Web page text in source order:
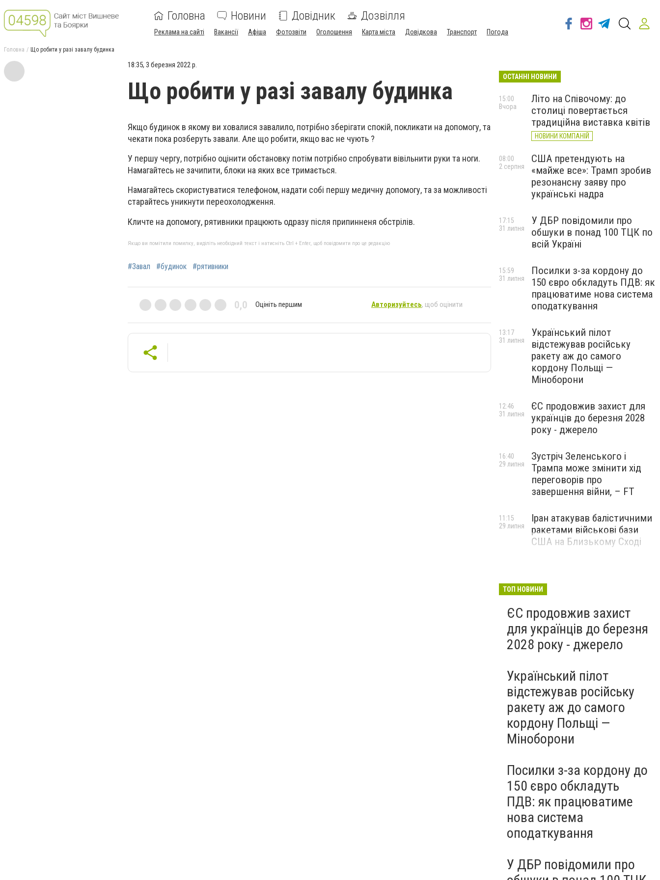
Головна Новини Довідник Дозвілля
Реклама на сайті Вакансії Афіша Фотозвіти Оголошення Карта міста Довідкова Транспорт Погода
Головна Що робити у разі завалу будинка
18:35, 3 березня 2022 р.
Що робити у разі завалу будинка
Якщо будинок в якому ви ховалися завалило, потрібно зберігати спокій, покликати на допомогу, та
чекати пока розберуть завали. Але що робити, якщо вас не чують ?
У першу чергу, потрібно оцінити обстановку потім потрібно спробувати вівільнити руки та ноги.
Намагайтесь не зачипити, блоки на яких все тримається.
Намагайтесь скористуватися телефоном, надати собі першу медичну допомогу, та за можливості
старайтесь уникнути переохолодження.
Кличте на допомогу, рятивники працюють одразу після припинненя обстрілів.
Якщо ви помітили помилку, виділіть необхідний текст і натисніть Ctrl + Enter, щоб повідомити про це редакцію
#Завал #будинок #рятивники
0,0 Оцініть першим Авторизуйтесь, щоб оцінити
ОСТАННІ НОВИНИ
Літо на Співочому: до
столиці повертається
традиційна виставка квітів
НОВИНИ КОМПАНІЙ
15:00
Вчора
США претендують на
«майже все»: Трамп зробив
резонансну заяву про
українські надра
08:00
2 серпня
У ДБР повідомили про
обшуки в понад 100 ТЦК по
всій Україні
17:15
31 липня
Посилки з-за кордону до
150 євро обкладуть ПДВ: як
працюватиме нова система
оподаткування
15:59
31 липня
Український пілот
відстежував російську
ракету аж до самого
кордону Польщі —
Міноборони
13:17
31 липня
ЄС продовжив захист для
українців до березня 2028
року - джерело
12:46
31 липня
Зустріч Зеленського і
Трампа може змінити хід
переговорів про
завершення війни, – FT
16:40
29 липня
Іран атакував балістичними
ракетами військові бази
США на Близькому Сході
11:15
29 липня
ТОП НОВИНИ
ЄС продовжив захист
для українців до березня
2028 року - джерело
Український пілот
відстежував російську
ракету аж до самого
кордону Польщі —
Міноборони
Посилки з-за кордону до
150 євро обкладуть
ПДВ: як працюватиме
нова система
оподаткування
У ДБР повідомили про